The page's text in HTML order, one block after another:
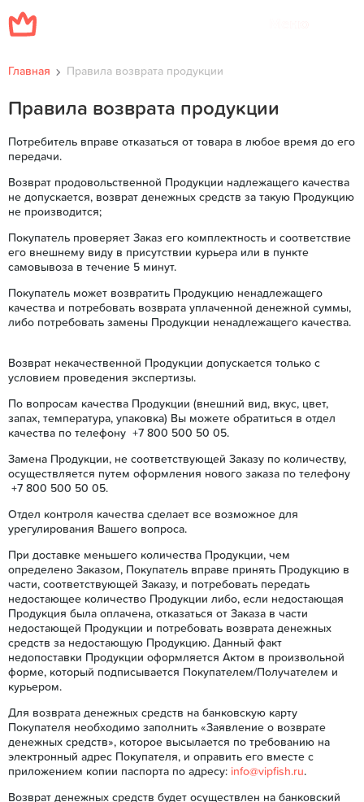
Главная Правила возврата продукции
Правила возврата продукции
Потребитель вправе отказаться от товара в любое время до его
передачи.
Возврат продовольственной Продукции надлежащего качества
не допускается, возврат денежных средств за такую Продукцию
не производится;
Покупатель проверяет Заказ его комплектность и соответствие
его внешнему виду в присутствии курьера или в пункте
самовывоза в течение 5 минут.
Покупатель может возвратить Продукцию ненадлежащего
качества и потребовать возврата уплаченной денежной суммы,
либо потребовать замены Продукции ненадлежащего качества.
Возврат некачественной Продукции допускается только с
условием проведения экспертизы.
По вопросам качества Продукции (внешний вид, вкус, цвет,
запах, температура, упаковка) Вы можете обратиться в отдел
качества по телефону +7 800 500 50 05.
Замена Продукции, не соответствующей Заказу по количеству,
осуществляется путем оформления нового заказа по телефону
+7 800 500 50 05.
Отдел контроля качества сделает все возможное для
урегулирования Вашего вопроса.
При доставке меньшего количества Продукции, чем
определено Заказом, Покупатель вправе принять Продукцию в
части, соответствующей Заказу, и потребовать передать
недостающее количество Продукции либо, если недостающая
Продукция была оплачена, отказаться от Заказа в части
недостающей Продукции и потребовать возврата денежных
средств за недостающую Продукцию. Данный факт
недопоставки Продукции оформляется Актом в произвольной
форме, который подписывается Покупателем/Получателем и
курьером.
Для возврата денежных средств на банковскую карту
Покупателя необходимо заполнить «Заявление о возврате
денежных средств», которое высылается по требованию на
электронный адрес Покупателя, и оправить его вместе с
приложением копии паспорта по адресу: info@vipfish.ru.
Возврат денежных средств будет осуществлен на банковский